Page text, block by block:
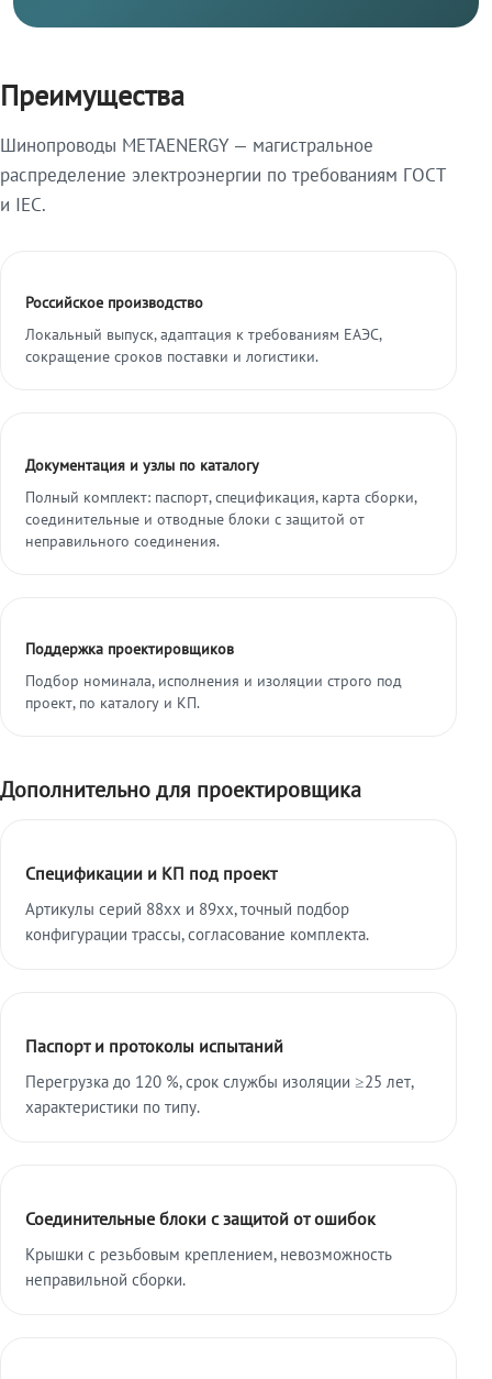
Преимущества
Шинопроводы METAENERGY — магистральное
распределение электроэнергии по требованиям ГОСТ
и IEC.
Российское производство
Локальный выпуск, адаптация к требованиям ЕАЭС,
сокращение сроков поставки и логистики.
Документация и узлы по каталогу
Полный комплект: паспорт, спецификация, карта сборки,
соединительные и отводные блоки с защитой от
неправильного соединения.
Поддержка проектировщиков
Подбор номинала, исполнения и изоляции строго под
проект, по каталогу и КП.
Дополнительно для проектировщика
Спецификации и КП под проект
Артикулы серий 88xx и 89xx, точный подбор
конфигурации трассы, согласование комплекта.
Паспорт и протоколы испытаний
Перегрузка до 120 %, срок службы изоляции ≥25 лет,
характеристики по типу.
Соединительные блоки с защитой от ошибок
Крышки с резьбовым креплением, невозможность
неправильной сборки.